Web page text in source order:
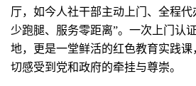
厅，如今人社干部主动上门、全程代
少跑腿、服务零距离”。一次上门认
地，更是一堂鲜活的红色教育实践
切感受到党和政府的牵挂与尊崇。